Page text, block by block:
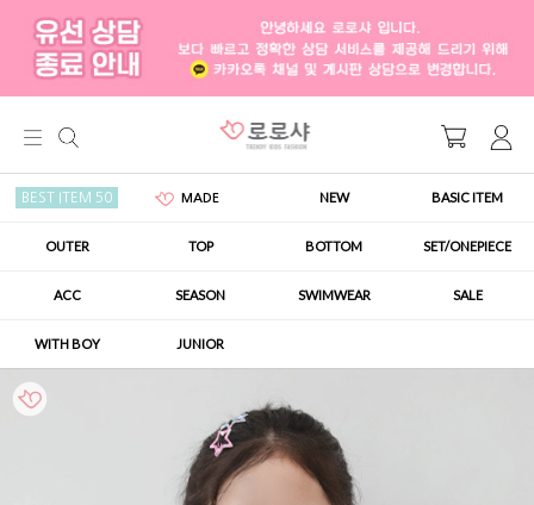
BEST ITEM 50 MADE NEW BASIC ITEM
OUTER TOP BOTTOM SET/ONEPIECE
ACC SEASON SWIMWEAR SALE
WITH BOY JUNIOR